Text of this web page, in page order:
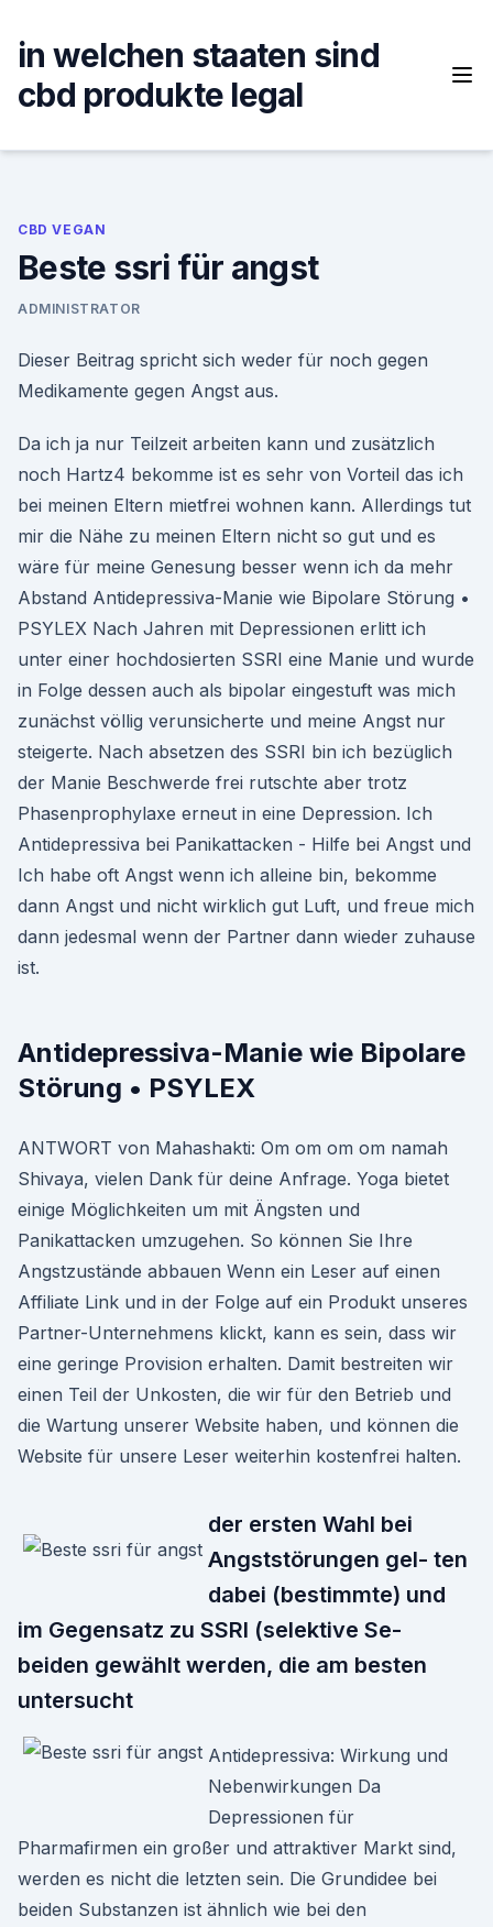
content
in welchen staaten sind
cbd produkte legal
CBD VEGAN
Beste ssri für angst
ADMINISTRATOR
Dieser Beitrag spricht sich weder für noch gegen
Medikamente gegen Angst aus.
Da ich ja nur Teilzeit arbeiten kann und zusätzlich
noch Hartz4 bekomme ist es sehr von Vorteil das ich
bei meinen Eltern mietfrei wohnen kann. Allerdings tut
mir die Nähe zu meinen Eltern nicht so gut und es
wäre für meine Genesung besser wenn ich da mehr
Abstand Antidepressiva-Manie wie Bipolare Störung •
PSYLEX Nach Jahren mit Depressionen erlitt ich
unter einer hochdosierten SSRI eine Manie und wurde
in Folge dessen auch als bipolar eingestuft was mich
zunächst völlig verunsicherte und meine Angst nur
steigerte. Nach absetzen des SSRI bin ich bezüglich
der Manie Beschwerde frei rutschte aber trotz
Phasenprophylaxe erneut in eine Depression. Ich
Antidepressiva bei Panikattacken - Hilfe bei Angst und
Ich habe oft Angst wenn ich alleine bin, bekomme
dann Angst und nicht wirklich gut Luft, und freue mich
dann jedesmal wenn der Partner dann wieder zuhause
ist.
Antidepressiva-Manie wie Bipolare
Störung • PSYLEX
ANTWORT von Mahashakti: Om om om om namah
Shivaya, vielen Dank für deine Anfrage. Yoga bietet
einige Möglichkeiten um mit Ängsten und
Panikattacken umzugehen. So können Sie Ihre
Angstzustände abbauen Wenn ein Leser auf einen
Affiliate Link und in der Folge auf ein Produkt unseres
Partner-Unternehmens klickt, kann es sein, dass wir
eine geringe Provision erhalten. Damit bestreiten wir
einen Teil der Unkosten, die wir für den Betrieb und
die Wartung unserer Website haben, und können die
Website für unsere Leser weiterhin kostenfrei halten.
der ersten Wahl bei
Angststörungen gel- ten
dabei (bestimmte) und
im Gegensatz zu SSRI (selektive Se-
beiden gewählt werden, die am besten
untersucht
Antidepressiva: Wirkung und
Nebenwirkungen Da
Depressionen für
Pharmafirmen ein großer und attraktiver Markt sind,
werden es nicht die letzten sein. Die Grundidee bei
beiden Substanzen ist ähnlich wie bei den